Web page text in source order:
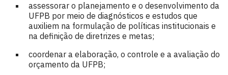
assessorar o planejamento e o desenvolvimento da
UFPB por meio de diagnósticos e estudos que
auxiliem na formulação de políticas institucionais e
na definição de diretrizes e metas;
coordenar a elaboração, o controle e a avaliação do
orçamento da UFPB;